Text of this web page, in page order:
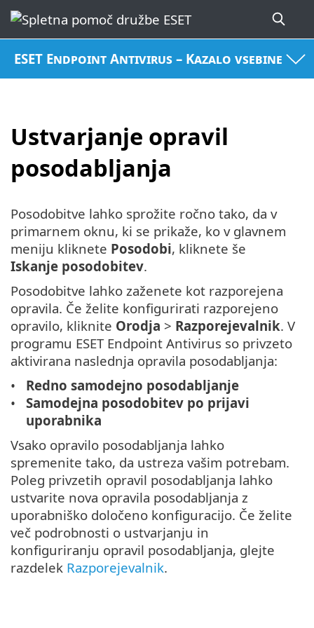
ESET Endpoint Antivirus – Kazalo vsebine
Ustvarjanje opravil
posodabljanja
Posodobitve lahko sprožite ročno tako, da v
primarnem oknu, ki se prikaže, ko v glavnem
meniju kliknete Posodobi, kliknete še
Iskanje posodobitev.
Posodobitve lahko zaženete kot razporejena
opravila. Če želite konfigurirati razporejeno
opravilo, kliknite Orodja > Razporejevalnik. V
programu ESET Endpoint Antivirus so privzeto
aktivirana naslednja opravila posodabljanja:
Redno samodejno posodabljanje
Samodejna posodobitev po prijavi
uporabnika
Vsako opravilo posodabljanja lahko
spremenite tako, da ustreza vašim potrebam.
Poleg privzetih opravil posodabljanja lahko
ustvarite nova opravila posodabljanja z
uporabniško določeno konfiguracijo. Če želite
več podrobnosti o ustvarjanju in
konfiguriranju opravil posodabljanja, glejte
razdelek Razporejevalnik.